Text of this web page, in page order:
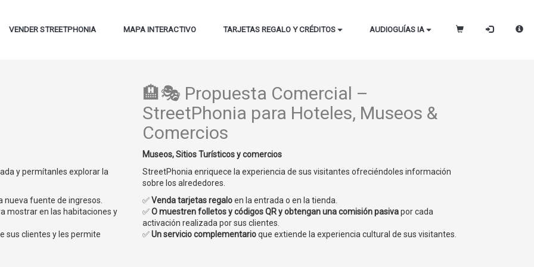
VENDER STREETPHONIA MAPA INTERACTIVO TARJETAS REGALO Y CRÉDITOS AUDIOGUÍAS IA
🏨🎭 Propuesta Comercial –
StreetPhonia para Hoteles, Museos &
Comercios
y permítanles explorar la
nueva fuente de ingresos.
mostrar en las habitaciones y
sus clientes y les permite
Museos, Sitios Turísticos y comercios
StreetPhonia enriquece la experiencia de sus visitantes ofreciéndoles información
sobre los alrededores.
✅Venda tarjetas regaloen la entrada o en la tienda.
✅O muestren folletos y códigos QR y obtengan una comisión pasivapor cada
activación realizada por sus clientes.
✅Un servicio complementarioque extiende la experiencia cultural de sus visitantes.